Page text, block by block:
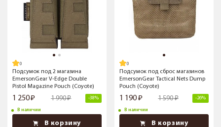
Подсумок под 2 магазина
EmersonGear V-Edge Double
Pistol Magazine Pouch (Coyote)
1 250 1 990 -38%
В наличии
В корзину
Подсумок под сброс магазинов
EmersonGear Tactical Nets Dump
Pouch (Coyote)
1 190 1 590 -26%
В наличии
В корзину